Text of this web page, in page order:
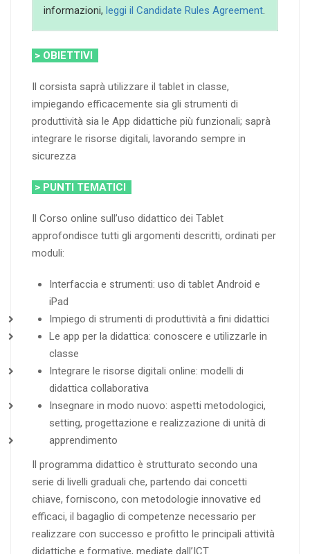
informazioni, leggi il Candidate Rules Agreement.
> OBIETTIVI
Il corsista saprà utilizzare il tablet in classe,
impiegando efficacemente sia gli strumenti di
produttività sia le App didattiche più funzionali; saprà
integrare le risorse digitali, lavorando sempre in
sicurezza
> PUNTI TEMATICI
Il Corso online sull’uso didattico dei Tablet
approfondisce tutti gli argomenti descritti, ordinati per
moduli:
Interfaccia e strumenti: uso di tablet Android e
iPad
Impiego di strumenti di produttività a fini didattici
Le app per la didattica: conoscere e utilizzarle in
classe
Integrare le risorse digitali online: modelli di
didattica collaborativa
Insegnare in modo nuovo: aspetti metodologici,
setting, progettazione e realizzazione di unità di
apprendimento
Il programma didattico è strutturato secondo una
serie di livelli graduali che, partendo dai concetti
chiave, forniscono, con metodologie innovative ed
efficaci, il bagaglio di competenze necessario per
realizzare con successo e profitto le principali attività
didattiche e formative, mediate dall’ICT.